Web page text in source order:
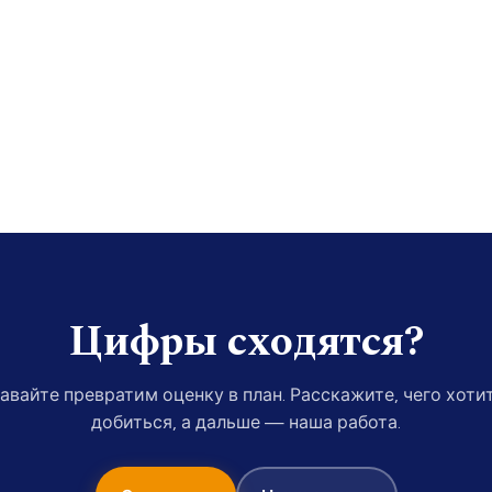
Цифры сходятся?
превратим оценку в план. Расскажите, чего
добиться, а дальше — наша работа.